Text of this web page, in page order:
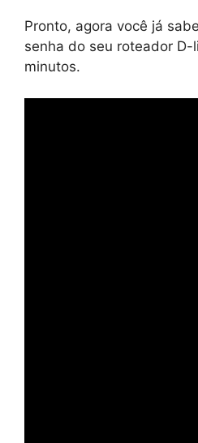
Pronto, agora você já
senha do seu roteador D-
minutos.